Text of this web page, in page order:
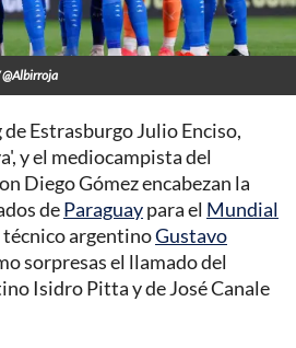
Estrasburgo Julio Enciso,
y el mediocampista del
Diego Gómez encabezan la
deParaguaypara el Mundial
técnico argentinoGustavo
sorpresas el llamado del
Isidro Pitta y de José Canale